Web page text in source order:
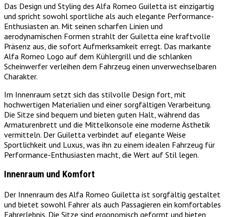
Das Design und Styling des Alfa Romeo Guiletta ist einzigartig
und spricht sowohl sportliche als auch elegante Performance-
Enthusiasten an. Mit seinen scharfen Linien und
aerodynamischen Formen strahlt der Guiletta eine kraftvolle
Präsenz aus, die sofort Aufmerksamkeit erregt. Das markante
Alfa Romeo Logo auf dem Kühlergrill und die schlanken
Scheinwerfer verleihen dem Fahrzeug einen unverwechselbaren
Charakter.
Im Innenraum setzt sich das stilvolle Design fort, mit
hochwertigen Materialien und einer sorgfältigen Verarbeitung.
Die Sitze sind bequem und bieten guten Halt, während das
Armaturenbrett und die Mittelkonsole eine moderne Ästhetik
vermitteln. Der Guiletta verbindet auf elegante Weise
Sportlichkeit und Luxus, was ihn zu einem idealen Fahrzeug für
Performance-Enthusiasten macht, die Wert auf Stil legen.
Innenraum und Komfort
Der Innenraum des Alfa Romeo Guiletta ist sorgfältig gestaltet
und bietet sowohl Fahrer als auch Passagieren ein komfortables
Fahrerlebnis. Die Sitze sind ergonomisch geformt und bieten